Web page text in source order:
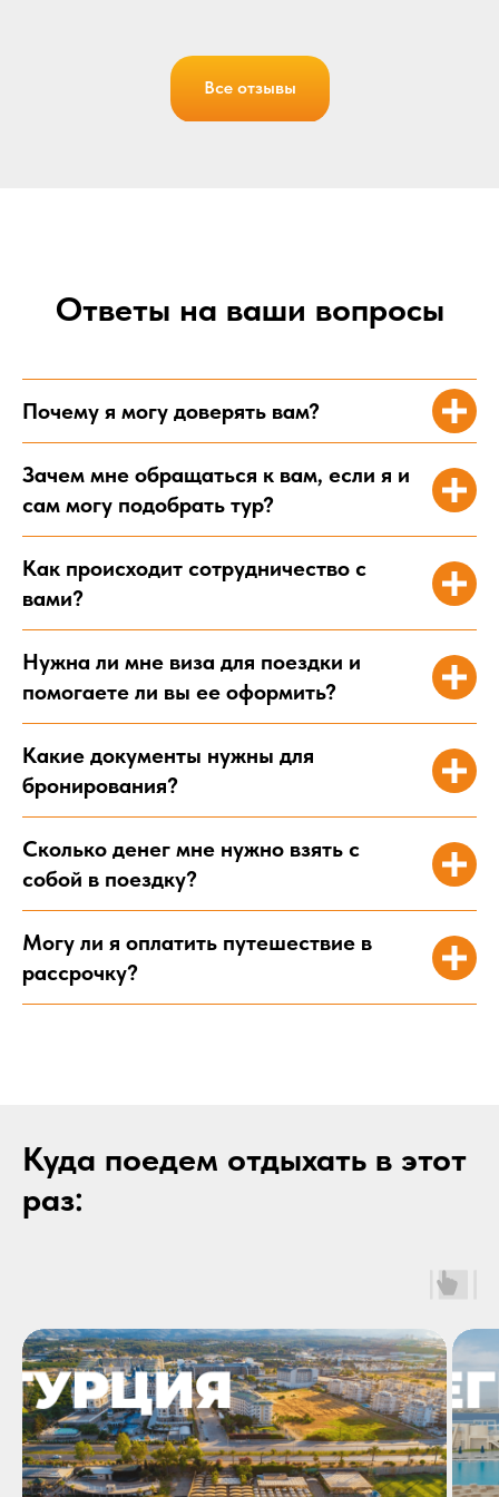
Все отзывы
Ответы на ваши вопросы
Почему я могу доверять вам?
Зачем мне обращаться к вам, если я и
сам могу подобрать тур?
Как происходит сотрудничество с
вами?
Нужна ли мне виза для поездки и
помогаете ли вы ее оформить?
Какие документы нужны для
бронирования?
Сколько денег мне нужно взять с
собой в поездку?
Могу ли я оплатить путешествие в
рассрочку?
Куда поедем отдыхать в этот
раз: